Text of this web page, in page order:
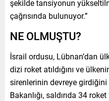
şekilde tansiyonun
çağrısında bulunuyor.”
NE OLMUŞTU?
İsrail ordusu, Lübnan’dan
dizi roket atıldığını ve
sirenlerinin devreye
Bakanlığı, saldırıda 34